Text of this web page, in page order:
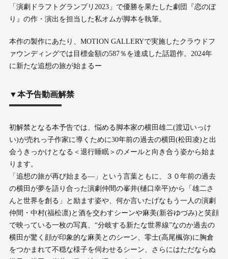
「演劇ドラフトグランプリ2023」で優勝を果たした劇団『恋のぼ
り』の作・演出を担当した私オムが脚本を執筆。
本作の製作にあたり、MOTION GALLERYで実施したクラウドフ
ァウンディングでは目標金額の587％を達成した話題作。2024年
に新たな追想の旅が始まるー
▼本予告動画解禁
初解禁となる本予告では、悩める脚本家の横田雄二(渡辺いっけ
い)が売れっ子作家に導くために30年前の過去の横田(松田凌)と出
会うきっかけとなる＜退行睡眠＞のメールと向き合う姿から始ま
ります。
「追想の旅が再び始まる―」という言葉ともに、３０年前の過去
の横田が夢を語り合った演劇仲間の峯井(樋口幸平)から「雄二さ
んと世界を創る」と励ます姿や、何か言いたげなもう一人の演劇
仲間・中村(福松凛)と酒を交わすシーンや麻美(新谷ゆづみ)と笑顔
で映っている一枚の写真、“分岐する新たな世界線”なのか過去の
横田が驚く顔が印象的な麻美とのシーン、零士(高尾楓弥)に胸倉
をつかまれて不穏な様子を伺わせるシーン、さらにはただならぬ